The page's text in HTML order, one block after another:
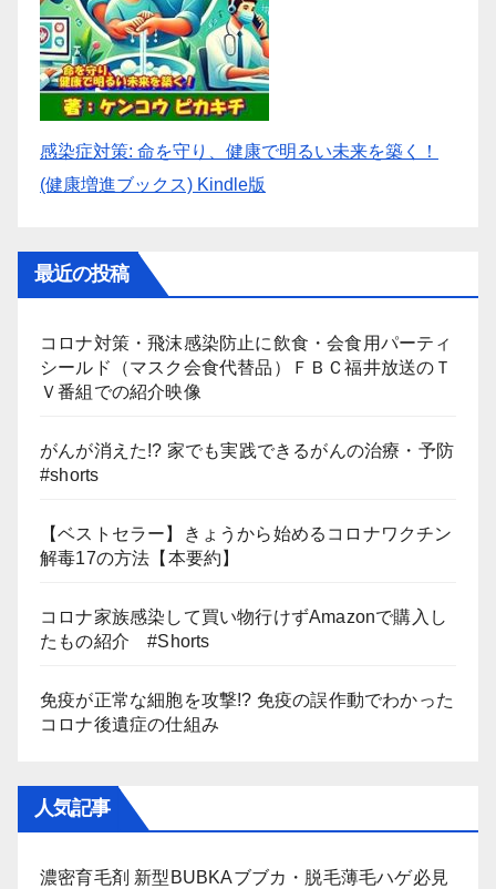
感染症対策: 命を守り、健康で明るい未来を築く！
(健康増進ブックス) Kindle版
最近の投稿
コロナ対策・飛沫感染防止に飲食・会食用パーティ
シールド（マスク会食代替品）ＦＢＣ福井放送のＴ
Ｖ番組での紹介映像
がんが消えた!? 家でも実践できるがんの治療・予防
#shorts
【ベストセラー】きょうから始めるコロナワクチン
解毒17の方法【本要約】
コロナ家族感染して買い物行けずAmazonで購入し
たもの紹介 #Shorts
免疫が正常な細胞を攻撃!? 免疫の誤作動でわかった
コロナ後遺症の仕組み
人気記事
濃密育毛剤 新型BUBKAブブカ・脱毛薄毛ハゲ必見